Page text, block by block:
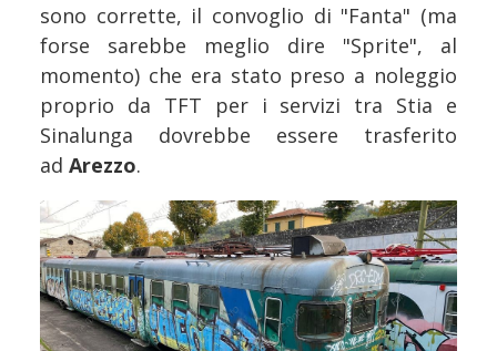
sono corrette, il convoglio di "Fanta" (ma
forse sarebbe meglio dire "Sprite", al
momento) che era stato preso a noleggio
proprio da TFT per i servizi tra Stia e
Sinalunga dovrebbe essere trasferito
ad Arezzo.